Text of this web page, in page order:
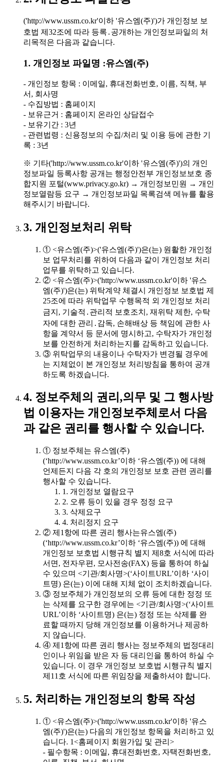
('http://www.ussm.co.kr'이하 '유스엠(주)')가 개인정보 보
호법 제32조에 따라 등록․공개하는 개인정보파일의 처
리목적은 다음과 같습니다.
1. 개인정보 파일명 :유스엠(주)
- 개인정보 항목 : 이메일, 휴대전화번호, 이름, 직책, 부
서, 회사명
- 수집방법 : 홈페이지
- 보유근거 : 홈페이지 온라인 상담접수
- 보유기간 : 3년
- 관련법령 : 신용정보의 수집/처리 및 이용 등에 관한 기
록 : 3년
※ 기타('http://www.ussm.co.kr'이하 '유스엠(주)')의 개인
정보파일 등록사항 공개는 행정안전부 개인정보보호 종
합지원 포털(www.privacy.go.kr) → 개인정보민원 → 개인
정보열람등 요구 → 개인정보파일 목록검색 메뉴를 활용
해주시기 바랍니다.
3. 개인정보처리 위탁
① <유스엠(주)>('유스엠(주)')은(는) 원활한 개인정
보 업무처리를 위하여 다음과 같이 개인정보 처리
업무를 위탁하고 있습니다.
② <유스엠(주)>('http://www.ussm.co.kr'이하 '유스
엠(주)')은(는) 위탁계약 체결시 개인정보 보호법 제
25조에 따라 위탁업무 수행목적 외 개인정보 처리
금지, 기술적․관리적 보호조치, 재위탁 제한, 수탁
자에 대한 관리․감독, 손해배상 등 책임에 관한 사
항을 계약서 등 문서에 명시하고, 수탁자가 개인정
보를 안전하게 처리하는지를 감독하고 있습니다.
③ 위탁업무의 내용이나 수탁자가 변경될 경우에
는 지체없이 본 개인정보 처리방침을 통하여 공개
하도록 하겠습니다.
4. 정보주체의 권리,의무 및 그 행사방
법 이용자는 개인정보주체로서 다음
과 같은 권리를 행사할 수 있습니다.
① 정보주체는 유스엠(주)
(‘http://www.ussm.co.kr’이하 ‘유스엠(주)) 에 대해
언제든지 다음 각 호의 개인정보 보호 관련 권리를
행사할 수 있습니다.
1. 개인정보 열람요구
2. 오류 등이 있을 경우 정정 요구
3. 삭제요구
4. 처리정지 요구
② 제1항에 따른 권리 행사는유스엠(주)
(‘http://www.ussm.co.kr’이하 ‘유스엠(주)) 에 대해
개인정보 보호법 시행규칙 별지 제8호 서식에 따라
서면, 전자우편, 모사전송(FAX) 등을 통하여 하실
수 있으며 <기관/회사명>(‘사이트URL’이하 ‘사이
트명) 은(는) 이에 대해 지체 없이 조치하겠습니다.
③ 정보주체가 개인정보의 오류 등에 대한 정정 또
는 삭제를 요구한 경우에는 <기관/회사명>(‘사이트
URL’이하 ‘사이트명) 은(는) 정정 또는 삭제를 완
료할 때까지 당해 개인정보를 이용하거나 제공하
지 않습니다.
④ 제1항에 따른 권리 행사는 정보주체의 법정대리
인이나 위임을 받은 자 등 대리인을 통하여 하실 수
있습니다. 이 경우 개인정보 보호법 시행규칙 별지
제11호 서식에 따른 위임장을 제출하셔야 합니다.
5. 처리하는 개인정보의 항목 작성
① <유스엠(주)>('http://www.ussm.co.kr'이하 '유스
엠(주)')은(는) 다음의 개인정보 항목을 처리하고 있
습니다. 1<홈페이지 회원가입 및 관리>
- 필수항목 : 이메일, 휴대전화번호, 자택전화번호,